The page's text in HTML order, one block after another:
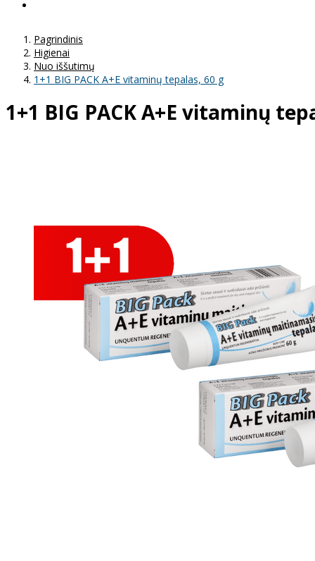
Pagrindinis
Higienai
Nuo iššutimų
1+1 BIG PACK A+E vitaminų tepalas, 60 g
1+1 BIG PACK A+E vitaminų